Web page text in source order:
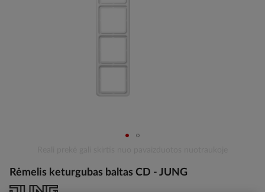
the
beginning
Rėmelis keturgubas baltas CD - JUNG